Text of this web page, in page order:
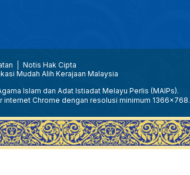
Notis Hak Cipta
Mudah Alih Kerajaan Malaysia
Islam dan Adat Istiadat Melayu Perlis (MAIPs).
internet Chrome dengan resolusi minimum 1366x768.